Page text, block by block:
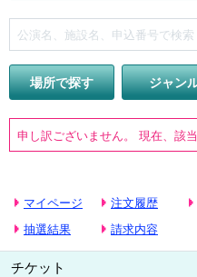
場所で探す
ジャン
申し訳ございません。 現在、該
マイページ 注文履歴
抽選結果
請求内容
チケット